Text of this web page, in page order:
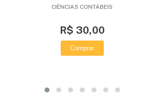
CIÊNCIAS CONTÁBEIS
R$ 30,00
Comprar